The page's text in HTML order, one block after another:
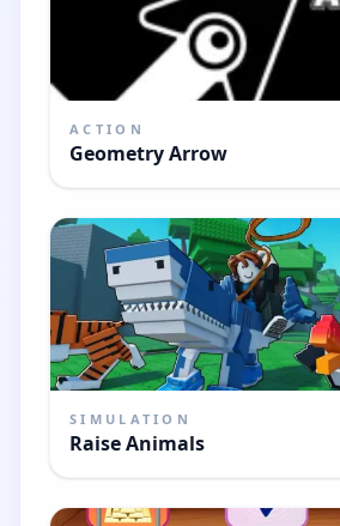
ACTION
Geometry Arrow
SIMULATION
Raise Animals